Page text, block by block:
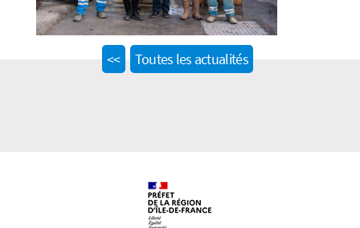
<<Previous
Toutes les actualités